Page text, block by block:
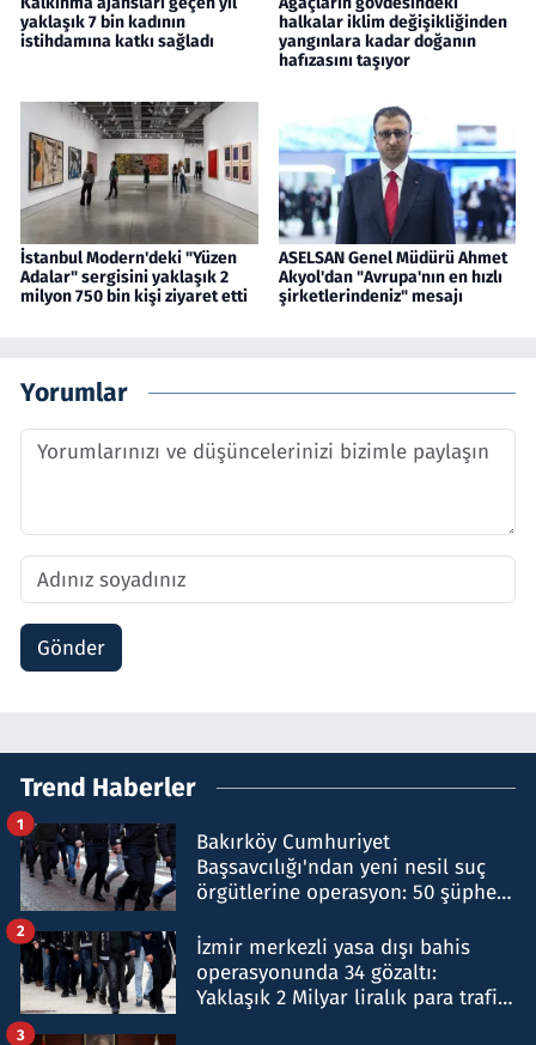
yaklaşık 7 bin kadının
istihdamına katkı sağladı
halkalar iklim değişikliğinden
yangınlara kadar doğanın
hafızasını taşıyor
İstanbul Modern'deki "Yüzen
Adalar" sergisini yaklaşık 2
milyon 750 bin kişi ziyaret etti
ASELSAN Genel Müdürü Ahmet
Akyol'dan "Avrupa'nın en hızlı
şirketlerindeniz" mesajı
Yorumlar
Gönder
Trend Haberler
Bakırköy Cumhuriyet
Başsavcılığı'ndan yeni nesil suç
örgütlerine operasyon: 50 şüpheli
1
İzmir merkezli yasa dışı bahis
operasyonunda 34 gözaltı:
Yaklaşık 2 Milyar liralık para trafiği
2
3